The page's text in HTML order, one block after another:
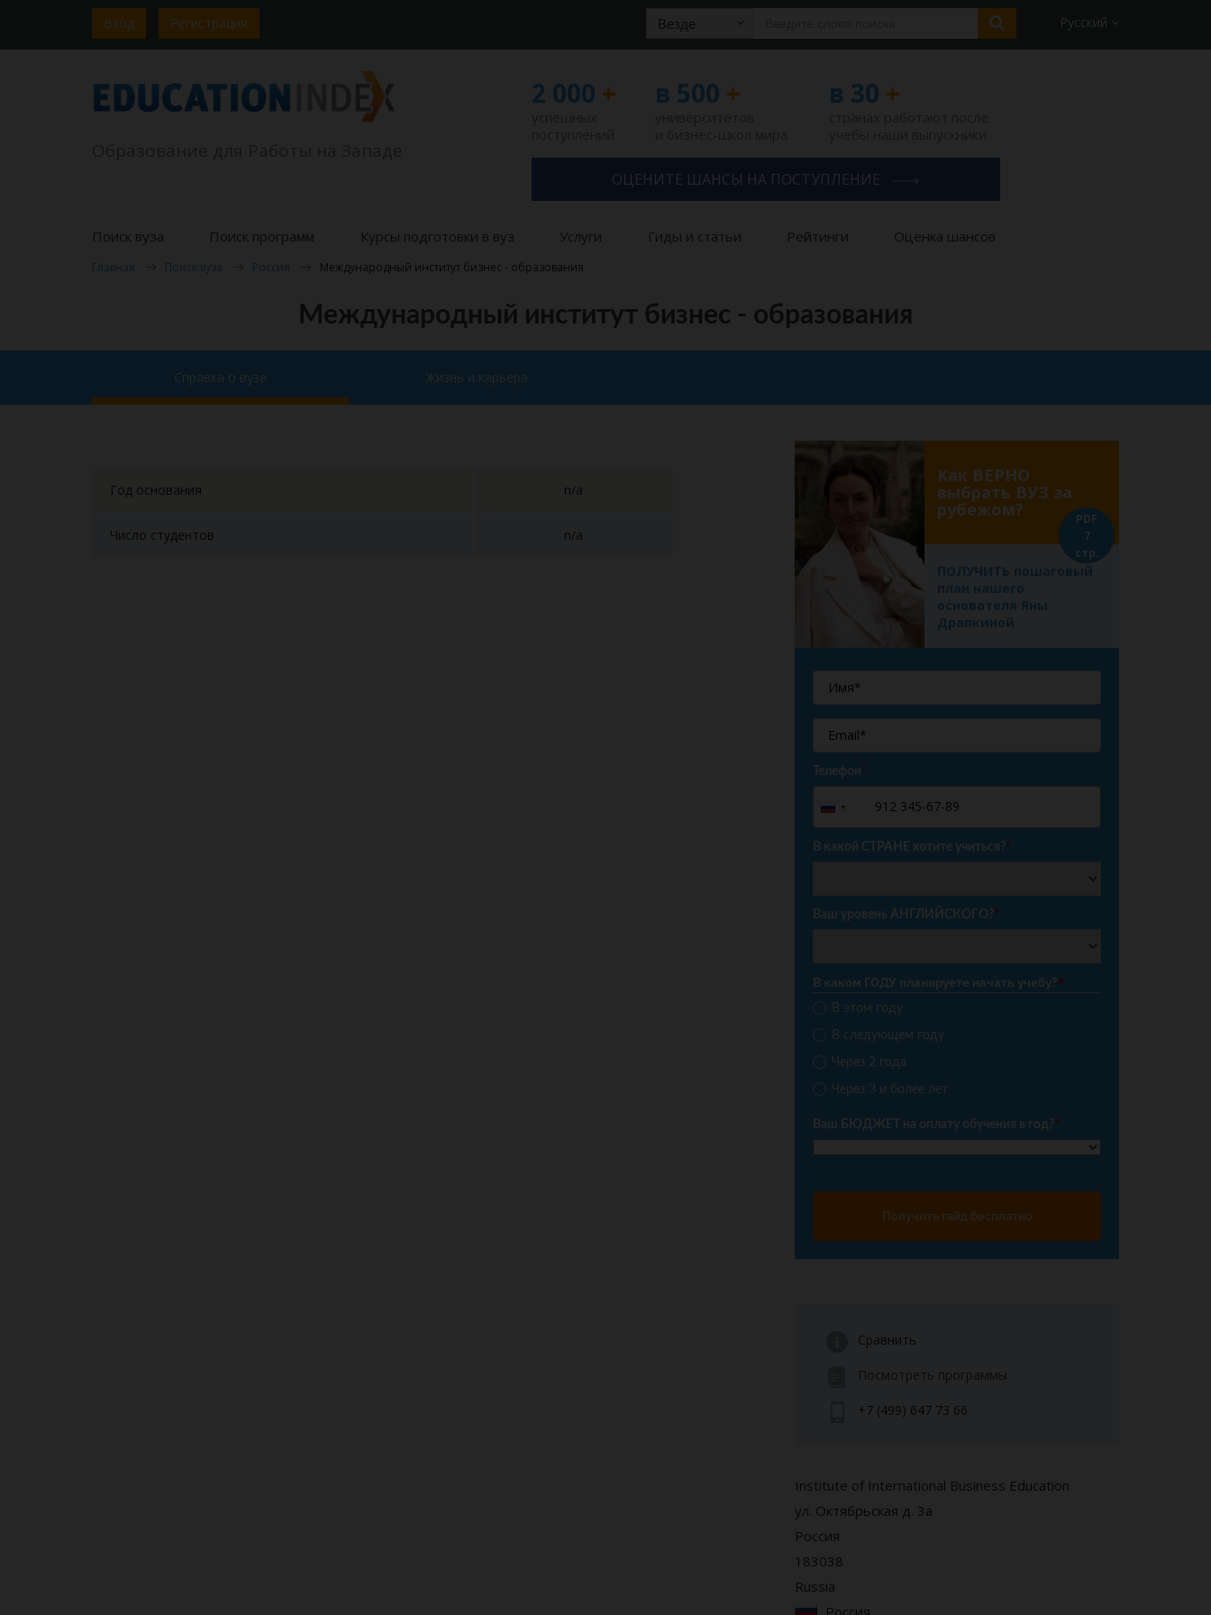
Вход Регистрация Везде Русский
2 000 + в 500 + в 30 +
ОЦЕНИТЕ ШАНСЫ НА ПОСТУПЛЕНИЕ
Поиск вуза Поиск программ Курсы подготовки в вуз Услуги Гиды и статьи Рейтинги Оценка шансов
Главная Поиск вуза Россия Международный институт бизнес - образования
Международный институт бизнес - образования
Справка о вузе Жизнь и карьера
Год основания n/a
Число студентов n/a
Как ВЕРНО
выбрать ВУЗ за
рубежом?
ПОЛУЧИТЬ пошаговый
план нашего
основателя Яны
Драпкиной
PDF
7
стр.
Телефон*
Russia
+7
В какой СТРАНЕ хотите учиться?*
Ваш уровень АНГЛИЙСКОГО?*
В каком ГОДУ планируете начать учебу?*
В этом году
В следующем году
Через 2 года
Через 3 и более лет
Ваш БЮДЖЕТ на оплату обучения в год?*
Получить гайд бесплатно
Сравнить
Посмотреть программы
+7 (499) 647 73 66
Institute of International Business Education
ул. Октябрьская д. 3а
Россия
183038
Russia